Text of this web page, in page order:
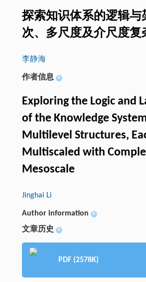
探索知识体系的逻辑与
次、多尺度及介尺度复
李静海
作者信息 +
Exploring the Logic and
of the Knowledge
Multilevel Structures,
Multiscaled with
Mesoscale
Jinghai Li
Author information +
文章历史 +
PDF (2578K)